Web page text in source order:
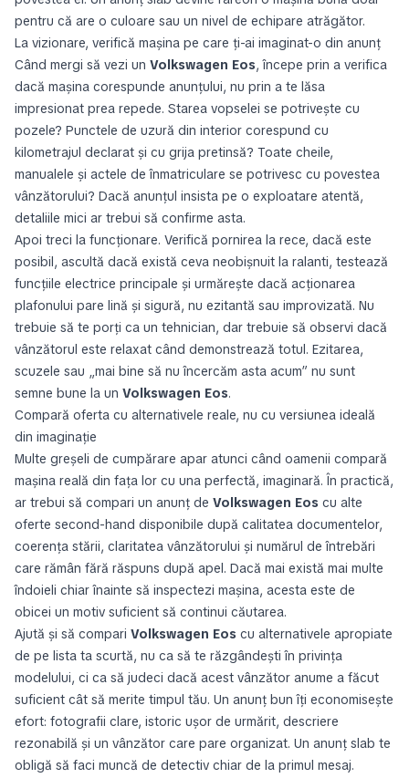
pentru că are o culoare sau un nivel de echipare atrăgător.
La vizionare, verifică mașina pe care ți-ai imaginat-o din anunț
Când mergi să vezi un Volkswagen Eos, începe prin a verifica
dacă mașina corespunde anunțului, nu prin a te lăsa
impresionat prea repede. Starea vopselei se potrivește cu
pozele? Punctele de uzură din interior corespund cu
kilometrajul declarat și cu grija pretinsă? Toate cheile,
manualele și actele de înmatriculare se potrivesc cu povestea
vânzătorului? Dacă anunțul insista pe o exploatare atentă,
detaliile mici ar trebui să confirme asta.
Apoi treci la funcționare. Verifică pornirea la rece, dacă este
posibil, ascultă dacă există ceva neobișnuit la ralanti, testează
funcțiile electrice principale și urmărește dacă acționarea
plafonului pare lină și sigură, nu ezitantă sau improvizată. Nu
trebuie să te porți ca un tehnician, dar trebuie să observi dacă
vânzătorul este relaxat când demonstrează totul. Ezitarea,
scuzele sau „mai bine să nu încercăm asta acum” nu sunt
semne bune la un Volkswagen Eos.
Compară oferta cu alternativele reale, nu cu versiunea ideală
din imaginație
Multe greșeli de cumpărare apar atunci când oamenii compară
mașina reală din fața lor cu una perfectă, imaginară. În practică,
ar trebui să compari un anunț de Volkswagen Eos cu alte
oferte second-hand disponibile după calitatea documentelor,
coerența stării, claritatea vânzătorului și numărul de întrebări
care rămân fără răspuns după apel. Dacă mai există mai multe
îndoieli chiar înainte să inspectezi mașina, acesta este de
obicei un motiv suficient să continui căutarea.
Ajută și să compari Volkswagen Eos cu alternativele apropiate
de pe lista ta scurtă, nu ca să te răzgândești în privința
modelului, ci ca să judeci dacă acest vânzător anume a făcut
suficient cât să merite timpul tău. Un anunț bun îți economisește
efort: fotografii clare, istoric ușor de urmărit, descriere
rezonabilă și un vânzător care pare organizat. Un anunț slab te
obligă să faci muncă de detectiv chiar de la primul mesaj.